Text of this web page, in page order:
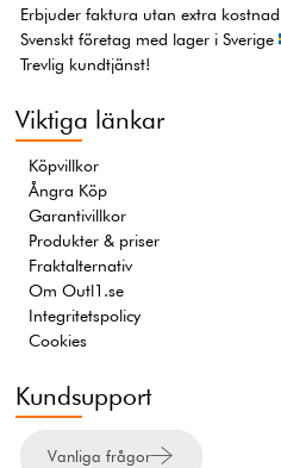
Erbjuder faktura utan extra kostnad
Svenskt företag med lager i Sverige
Trevlig kundtjänst!
Viktiga länkar
Köpvillkor
Ångra Köp
Garantivillkor
Produkter & priser
Fraktalternativ
Om Outl1.se
Integritetspolicy
Cookies
Kundsupport
Vanliga frågor